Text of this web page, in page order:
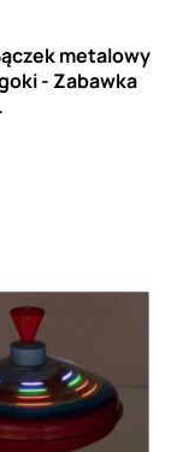
metalowy
- Zabawka